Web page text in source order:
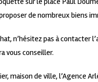
de nombreux biens
n’hésitez pas à contacter
vous conseiller.
maison de ville, l’Agence